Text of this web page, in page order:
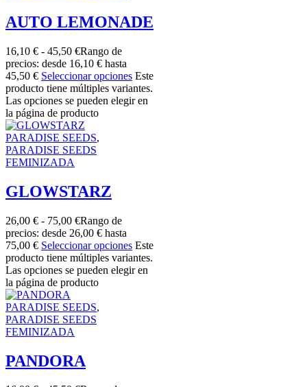
AUTO LEMONADE
16,10 € - 45,50 €Rango de
precios: desde 16,10 € hasta
45,50 € Seleccionar opciones Este
producto tiene múltiples variantes.
Las opciones se pueden elegir en
la página de producto
PARADISE SEEDS,
PARADISE SEEDS
FEMINIZADA
GLOWSTARZ
26,00 € - 75,00 €Rango de
precios: desde 26,00 € hasta
75,00 € Seleccionar opciones Este
producto tiene múltiples variantes.
Las opciones se pueden elegir en
la página de producto
PARADISE SEEDS,
PARADISE SEEDS
FEMINIZADA
PANDORA